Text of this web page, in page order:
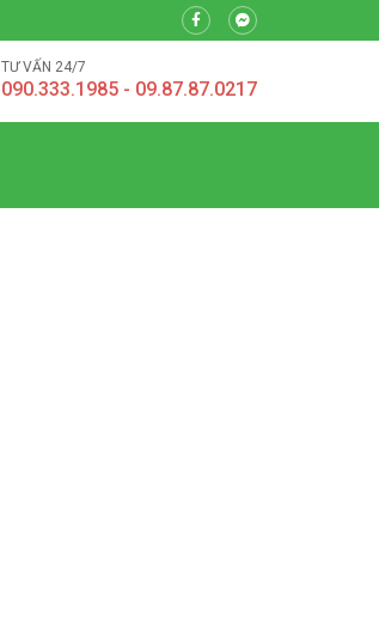
TƯ VẤN 24/7
090.333.1985 - 09.87.87.0217